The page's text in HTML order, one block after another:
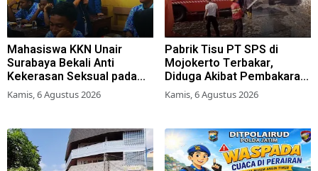
Mahasiswa KKN Unair
Surabaya Bekali Anti
Kekerasan Seksual pada
Siswa SMK
Kamis, 6 Agustus 2026
Pabrik Tisu PT SPS di
Mojokerto Terbakar,
Diduga Akibat Pembakaran
Lahan Tebu
Kamis, 6 Agustus 2026